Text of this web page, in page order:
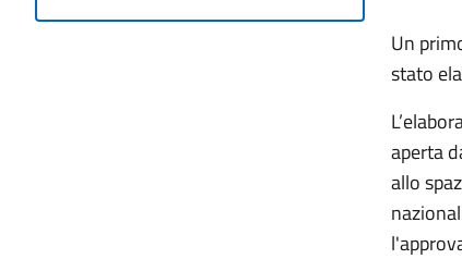
Un
stato
aperta
allo